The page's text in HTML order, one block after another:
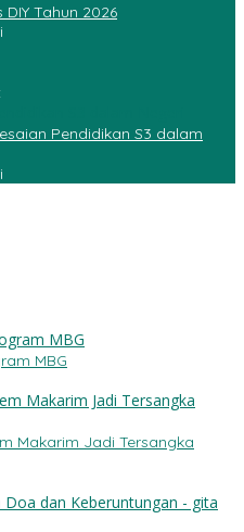
Tahun 2026
Pendidikan S3 dalam
MBG
Makarim Jadi Tersangka